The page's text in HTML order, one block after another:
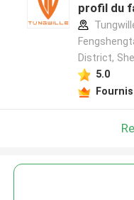
profil du
District,
5.0